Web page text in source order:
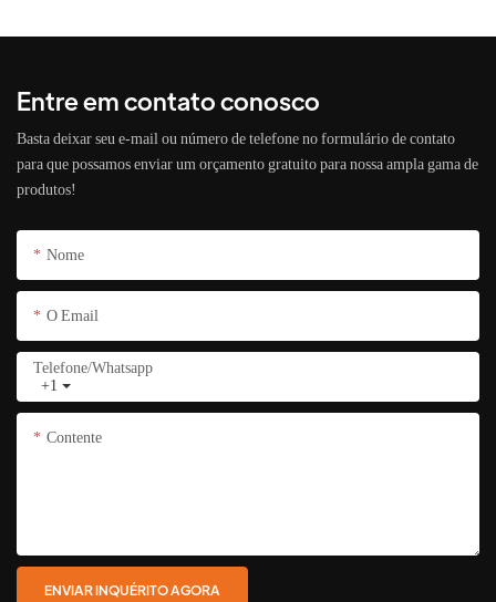
Entre em contato conosco
Basta deixar seu e-mail ou número de telefone no formulário de contato
para que possamos enviar um orçamento gratuito para nossa ampla gama de
produtos!
Nome
O Email
+1
Telefone/whatsapp
Contente
ENVIAR INQUÉRITO AGORA